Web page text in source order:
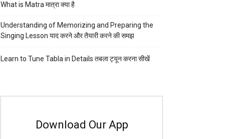
What is Matra मात्रा क्या है
Understanding of Memorizing and Preparing the
Singing Lesson याद करने और तैयारी करने की समझ
Learn to Tune Tabla in Details तबला ट्यून करना सीखें
Download Our App